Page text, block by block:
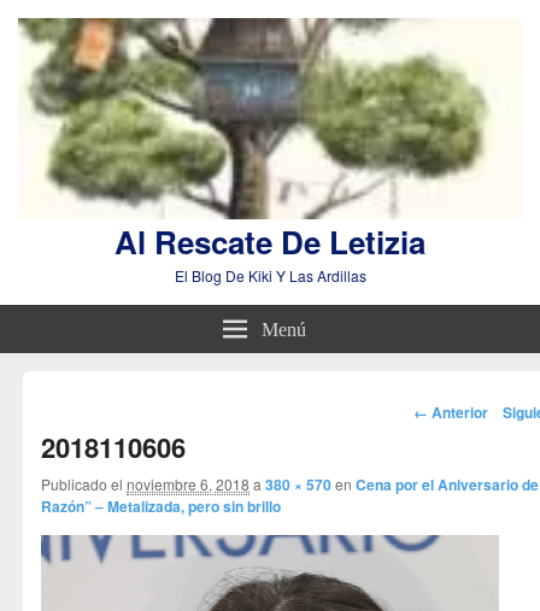
Al Rescate De Letizia
El Blog De Kiki Y Las Ardillas
Menú
Navegador
← Anterior
2018110606
Publicado el noviembre 6, 2018 a380 × 570enCena por el Aniversario
Razón” – Metalizada, pero sin brillo